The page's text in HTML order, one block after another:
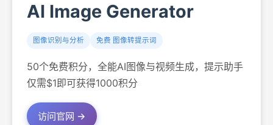
AI Image Generator
图像识别与分析 免费 图像转提示词
50个免费积分，全能AI图像与视频生成，提示助手
仅需$1即可获得1000积分
访问官网 →